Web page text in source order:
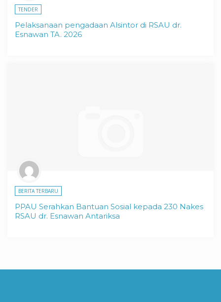
TENDER
Pelaksanaan pengadaan Alsintor di RSAU dr.
Esnawan TA. 2026
BERITA TERBARU
PPAU Serahkan Bantuan Sosial kepada 230 Nakes
RSAU dr. Esnawan Antariksa